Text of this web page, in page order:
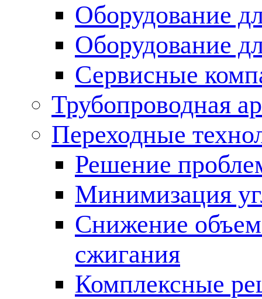
Оборудование
Оборудование
Сервисные
Трубопроводная
Переходные
Решение
Минимизация
Снижение
сжигания
Комплексные